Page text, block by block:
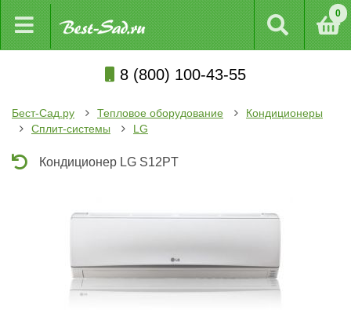
0
8 (800) 100-43-55
Бест-Сад.ру Тепловое оборудование
Кондиционеры
Сплит-системы
LG
Кондиционер LG S12PT